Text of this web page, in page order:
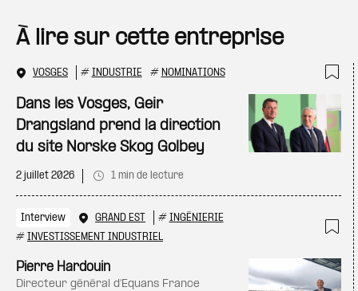
À lire sur cette entreprise
VOSGES # INDUSTRIE # NOMINATIONS
Dans les Vosges, Geir
Drangsland prend la direction
du site Norske Skog Golbey
2 juillet 2026 1 min de lecture
Interview GRAND EST # INGÉNIERIE
# INVESTISSEMENT INDUSTRIEL
Pierre Hardouin
directeur général d'Equans France